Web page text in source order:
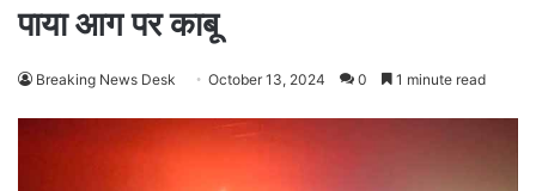
पाया आग पर काबू
Breaking News Desk October 13, 2024 0 1 minute read